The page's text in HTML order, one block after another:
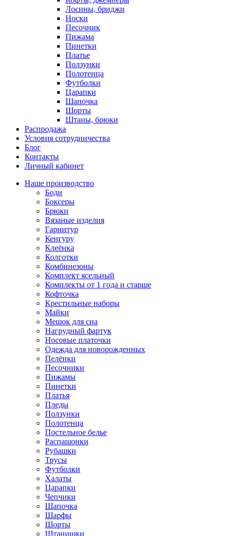
Лосины, бриджи
Носки
Песочник
Пижама
Пинетки
Платье
Ползунки
Полотенца
Футболки
Царапки
Шапочка
Шорты
Штаны, брюки
Распродажа
Условия сотрудничества
Блог
Контакты
Личный кабинет
Наше производство
Боди
Боксеры
Брюки
Вязаные изделия
Гарнитур
Кенгуру
Клеёнка
Колготки
Комбинезоны
Комплект ясельный
Комплекты от 1 года и старше
Кофточка
Крестильные наборы
Майки
Мешок для сна
Нагрудный фартук
Носовые платочки
Одежда для новорожденных
Пелёнки
Песочники
Пижамы
Пинетки
Платья
Пледы
Ползунки
Полотенца
Постельное белье
Распашонки
Рубашки
Трусы
Футболки
Халаты
Царапки
Чепчики
Шапочка
Шарфы
Шорты
Штанишки